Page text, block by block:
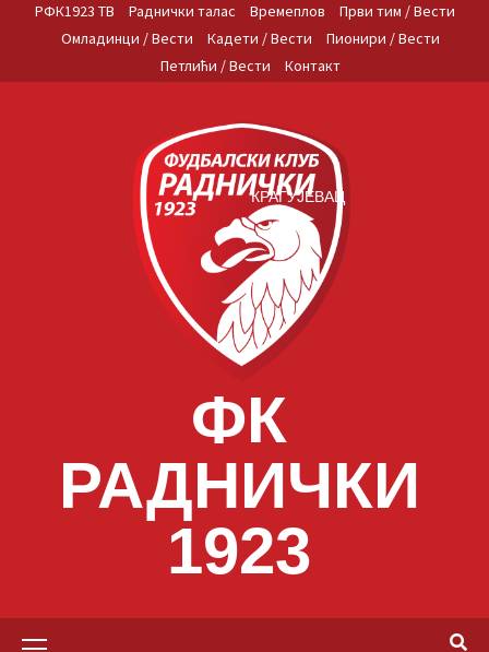
РФК1923 ТВ Раднички талас Времеплов
Први тим / Вести
Омладинци / Вести
Кадети / Вести
Пионири / Вести
Петлићи / Вести
Контакт
ФК
РАДНИЧКИ
1923
КРАГУЈЕВАЦ